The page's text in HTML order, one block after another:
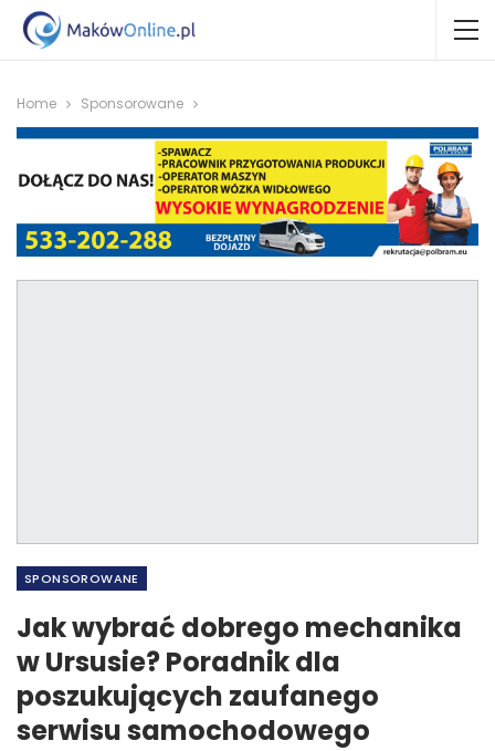
Home Sponsorowane
SPONSOROWANE
Jak wybrać dobrego mechanika
w Ursusie? Poradnik dla
poszukujących zaufanego
serwisu samochodowego